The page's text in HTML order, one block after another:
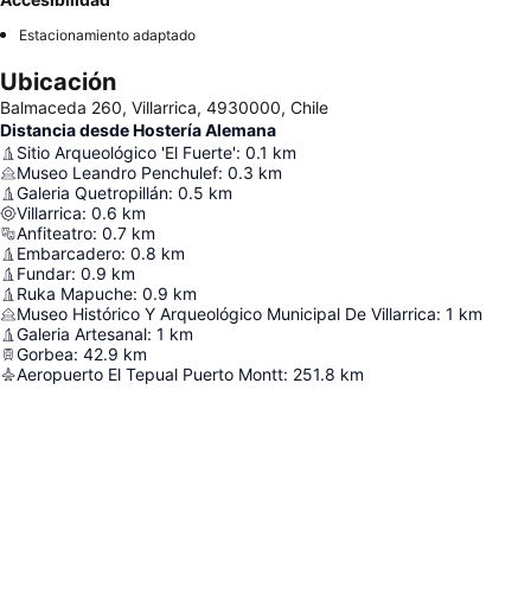
Estacionamiento adaptado
Ubicación
Balmaceda 260, Villarrica, 4930000, Chile
Distancia desde Hostería Alemana
Sitio Arqueológico 'El Fuerte': 0.1 km
Museo Leandro Penchulef: 0.3 km
Galeria Quetropillán: 0.5 km
Villarrica: 0.6 km
Anfiteatro: 0.7 km
Embarcadero: 0.8 km
Fundar: 0.9 km
Ruka Mapuche: 0.9 km
Museo Histórico Y Arqueológico Municipal De Villarrica: 1 km
Galeria Artesanal: 1 km
Gorbea: 42.9 km
Aeropuerto El Tepual Puerto Montt: 251.8 km